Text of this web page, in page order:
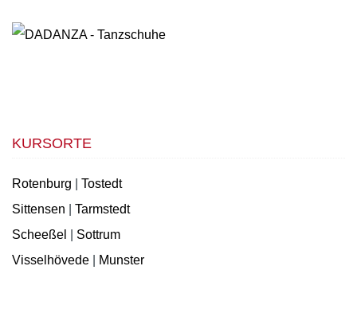
KURSORTE
Rotenburg
Tostedt
Sittensen
Tarmstedt
Scheeßel
Sottrum
Visselhövede
Munster